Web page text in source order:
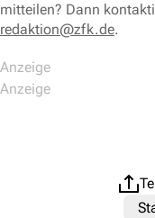
mitteilen? Dann
redaktion@zfk.de.